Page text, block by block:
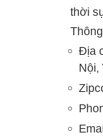
thời
Địa
Nội,